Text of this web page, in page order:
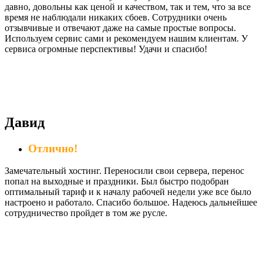
давно, довольны как ценой и качеством, так и тем, что за все
время не наблюдали никаких сбоев. Сотрудники очень
отзывчивые и отвечают даже на самые простые вопросы.
Используем сервис сами и рекомендуем нашим клиентам. У
сервиса огромные перспективы! Удачи и спасибо!
Давид
Отлично!
Замечательный хостинг. Переносили свои сервера, перенос
попал на выходные и праздники. Был быстро подобран
оптимальный тариф и к началу рабочей недели уже все было
настроено и работало. Спасибо большое. Надеюсь дальнейшее
сотрудничество пройдет в том же русле.